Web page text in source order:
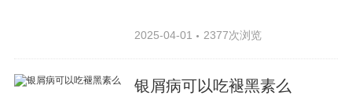
2025-04-01 2377次浏览
银屑病可以吃褪黑素么